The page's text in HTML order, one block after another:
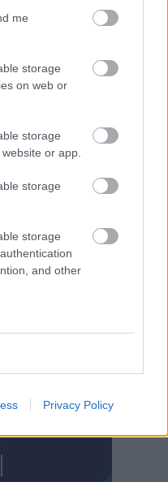
me
storage
on web or
storage
or app.
storage
storage
and other
Privacy Policy
főcsatorna,
csaló
A Szolnoki Járási
Ügyészség nagyobb
üzletszerűen elkövetett
indítványozta egy 27
éves férfi
letartóztatását.